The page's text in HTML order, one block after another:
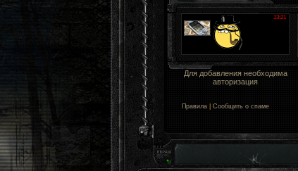
Для добавления необходима
авторизация
Правила| Сообщить о спаме